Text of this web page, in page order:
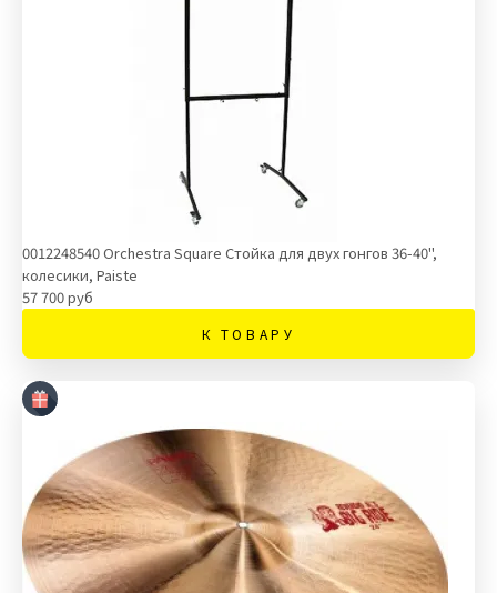
0012248540 Orchestra Square Стойка для двух гонгов 36-40",
колесики, Paiste
57 700 руб
К ТОВАРУ